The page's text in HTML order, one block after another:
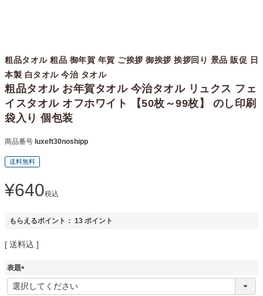
粗品タオル 粗品 御年賀 年賀 ご挨拶 御挨拶 挨拶回り 景品 販促 日
本製 白タオル 今治 タオル
粗品タオル お年賀タオル 今治タオル リュクス フェ
イスタオル オフホワイト 【50枚～99枚】 のし印刷
袋入り 個包装
商品番号 luxeft30noshipp
送料無料
¥640税込
もらえるポイント： 13 ポイント
送料込
表題
(
必